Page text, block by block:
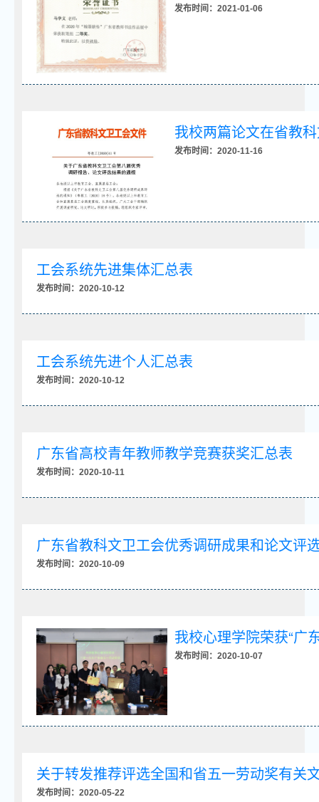
发布时间：2021-01-06
我校两篇论文在省教
发布时间：2020-11-16
工会系统先进集体汇总表
发布时间：2020-10-12
工会系统先进个人汇总表
发布时间：2020-10-12
广东省高校青年教师教学竞赛获奖汇总表
发布时间：2020-10-11
广东省教科文卫工会优秀调研成果和论文评
发布时间：2020-10-09
我校心理学院荣获“广
发布时间：2020-10-07
关于转发推荐评选全国和省五一劳动奖有关
发布时间：2020-05-22